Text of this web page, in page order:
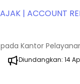
|ACCOUNT
Kantor
Diundangkan:14